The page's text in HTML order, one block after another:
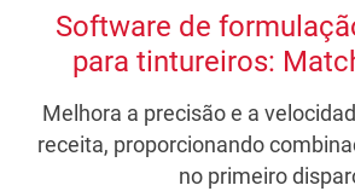
Software de
para tintureiros:
Melhora a precisão e a
receita, proporcionando
no primeiro